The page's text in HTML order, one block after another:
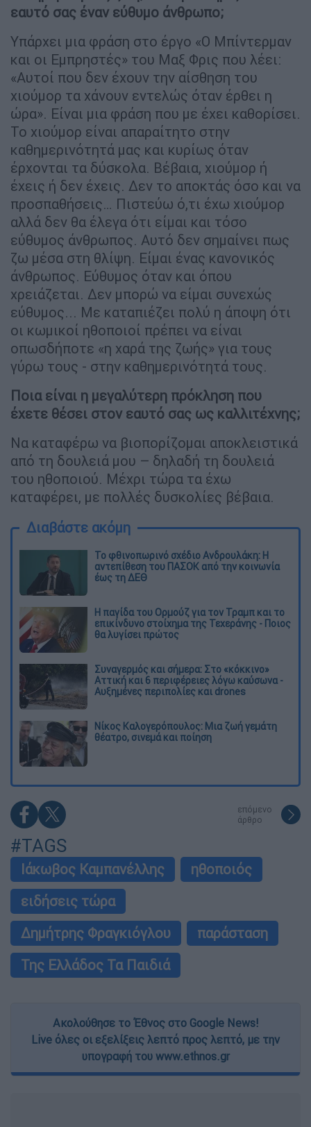
εαυτό σας έναν εύθυμο άνθρωπο;
Υπάρχει μια φράση στο έργο «Ο Μπίντερμαν
και οι Εμπρηστές» του Μαξ Φρις που λέει:
«Αυτοί που δεν έχουν την αίσθηση του
χιούμορ τα χάνουν εντελώς όταν έρθει η
ώρα». Είναι μια φράση που με έχει καθορίσει.
Το χιούμορ είναι απαραίτητο στην
καθημερινότητά μας και κυρίως όταν
έρχονται τα δύσκολα. Βέβαια, χιούμορ ή
έχεις ή δεν έχεις. Δεν το αποκτάς όσο και να
προσπαθήσεις… Πιστεύω ό,τι έχω χιούμορ
αλλά δεν θα έλεγα ότι είμαι και τόσο
εύθυμος άνθρωπος. Αυτό δεν σημαίνει πως
ζω μέσα στη θλίψη. Είμαι ένας κανονικός
άνθρωπος. Εύθυμος όταν και όπου
χρειάζεται. Δεν μπορώ να είμαι συνεχώς
εύθυμος... Με καταπιέζει πολύ η άποψη ότι
οι κωμικοί ηθοποιοί πρέπει να είναι
οπωσδήποτε «η χαρά της ζωής» για τους
γύρω τους - στην καθημερινότητά τους.
Ποια είναι η μεγαλύτερη πρόκληση που
έχετε θέσει στον εαυτό σας ως καλλιτέχνης;
Να καταφέρω να βιοπορίζομαι αποκλειστικά
από τη δουλειά μου – δηλαδή τη δουλειά
του ηθοποιού. Μέχρι τώρα τα έχω
καταφέρει, με πολλές δυσκολίες βέβαια.
Διαβάστε ακόμη
Το φθινοπωρινό σχέδιο Ανδρουλάκη: Η
αντεπίθεση του ΠΑΣΟΚ από την κοινωνία
έως τη ΔΕΘ
Η παγίδα του Ορμούζ για τον Τραμπ και το
επικίνδυνο στοίχημα της Τεχεράνης - Ποιος
θα λυγίσει πρώτος
Συναγερμός και σήμερα: Στο «κόκκινο»
Αττική και 6 περιφέρειες λόγω καύσωνα -
Αυξημένες περιπολίες και drones
Νίκος Καλογερόπουλος: Μια ζωή γεμάτη
θέατρο, σινεμά και ποίηση
επόμενο
άρθρο
#TAGS
Ιάκωβος Καμπανέλλης
ηθοποιός
ειδήσεις τώρα
Δημήτρης Φραγκιόγλου
παράσταση
Της Ελλάδος Τα Παιδιά
Ακολούθησε το Έθνος στο Google News!
Live όλες οι εξελίξεις λεπτό προς λεπτό, με την
υπογραφή του www.ethnos.gr